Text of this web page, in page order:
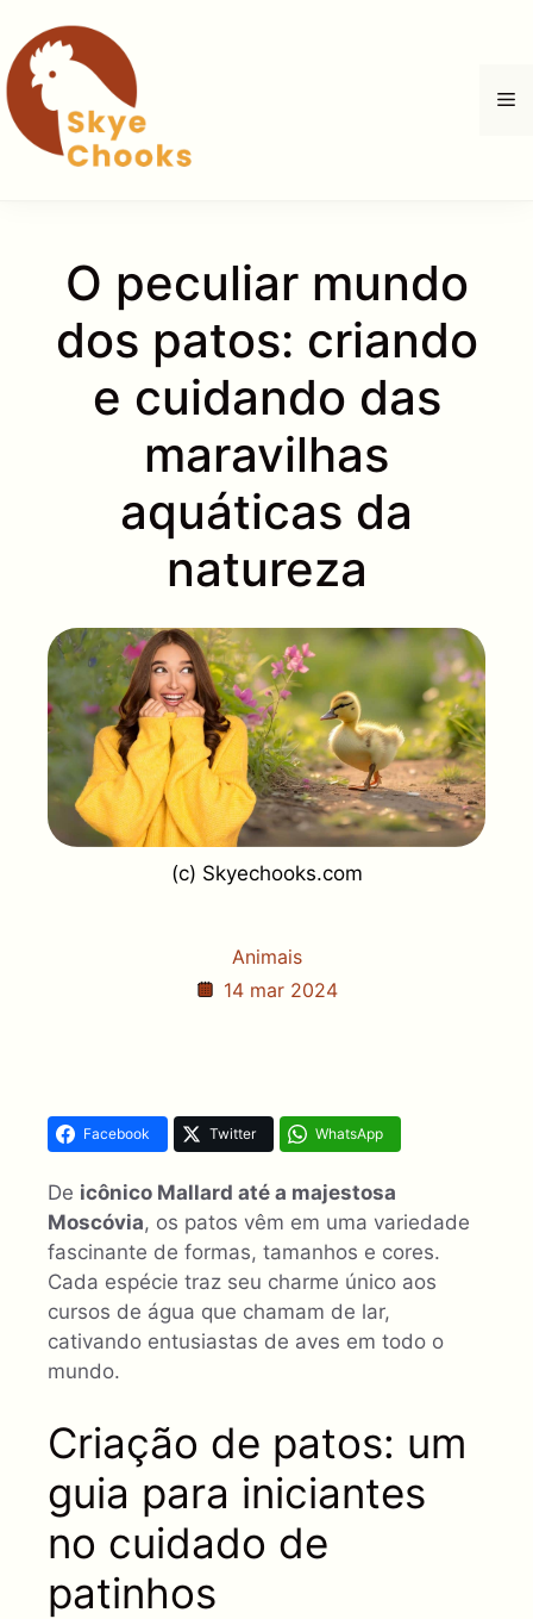
para
o
conteúdo
O peculiar mundo
dos patos: criando
e cuidando das
maravilhas
aquáticas da
natureza
(c) Skyechooks.com
Animais
14 mar 2024
Facebook Twitter WhatsApp
De icônico Mallard até a majestosa
Moscóvia, os patos vêm em uma variedade
fascinante de formas, tamanhos e cores.
Cada espécie traz seu charme único aos
cursos de água que chamam de lar,
cativando entusiastas de aves em todo o
mundo.
Criação de patos: um
guia para iniciantes
no cuidado de
patinhos